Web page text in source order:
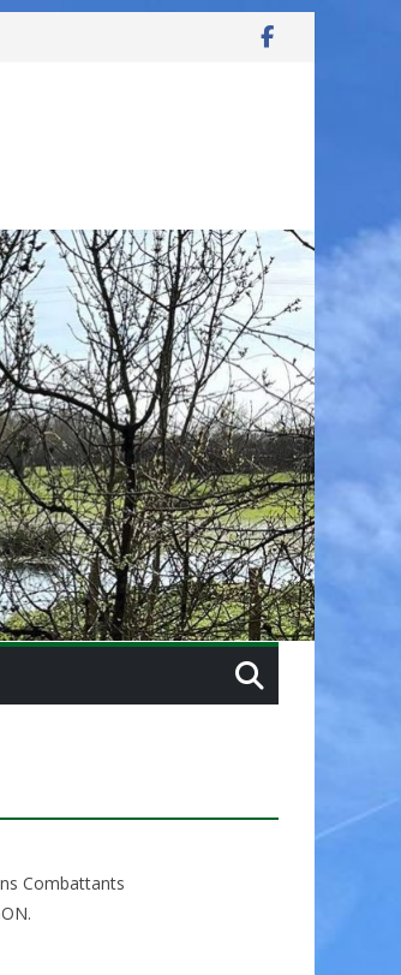
Combattants